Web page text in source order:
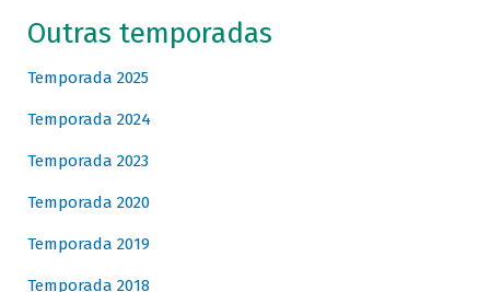
Outras temporadas
Temporada 2025
Temporada 2024
Temporada 2023
Temporada 2020
Temporada 2019
Temporada 2018